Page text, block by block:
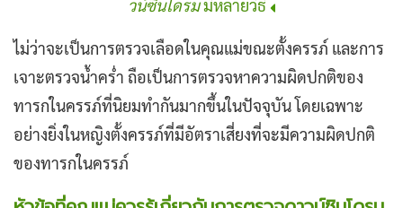
วน์ซินโดรมมีหลายวิธี
ไม่ว่าจะเป็นการตรวจเลือดในคุณแม่ขณะตั้งครรภ์ และการ
เจาะตรวจน้ำคร่ำ ถือเป็นการตรวจหาความผิดปกติของ
ทารกในครรภ์ที่นิยมทำกันมากขึ้นในปัจจุบัน โดยเฉพาะ
อย่างยิ่งในหญิงตั้งครรภ์ที่มีอัตราเสี่ยงที่จะมีความผิดปกติ
ของทารกในครรภ์